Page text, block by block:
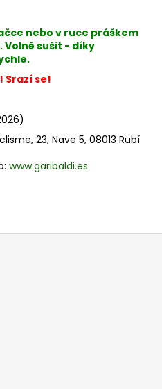
nebo v ruce práškem
Volně sušit - díky
Srazí se!
23, Nave 5, 08013 Rubí
www.garibaldi.es